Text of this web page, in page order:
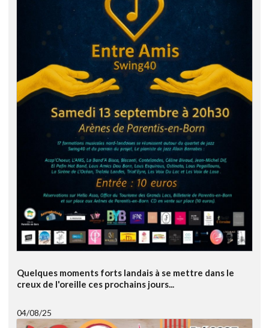
Quelques moments forts landais à se mettre dans le
creux de l'oreille ces prochains jours...
04/08/25